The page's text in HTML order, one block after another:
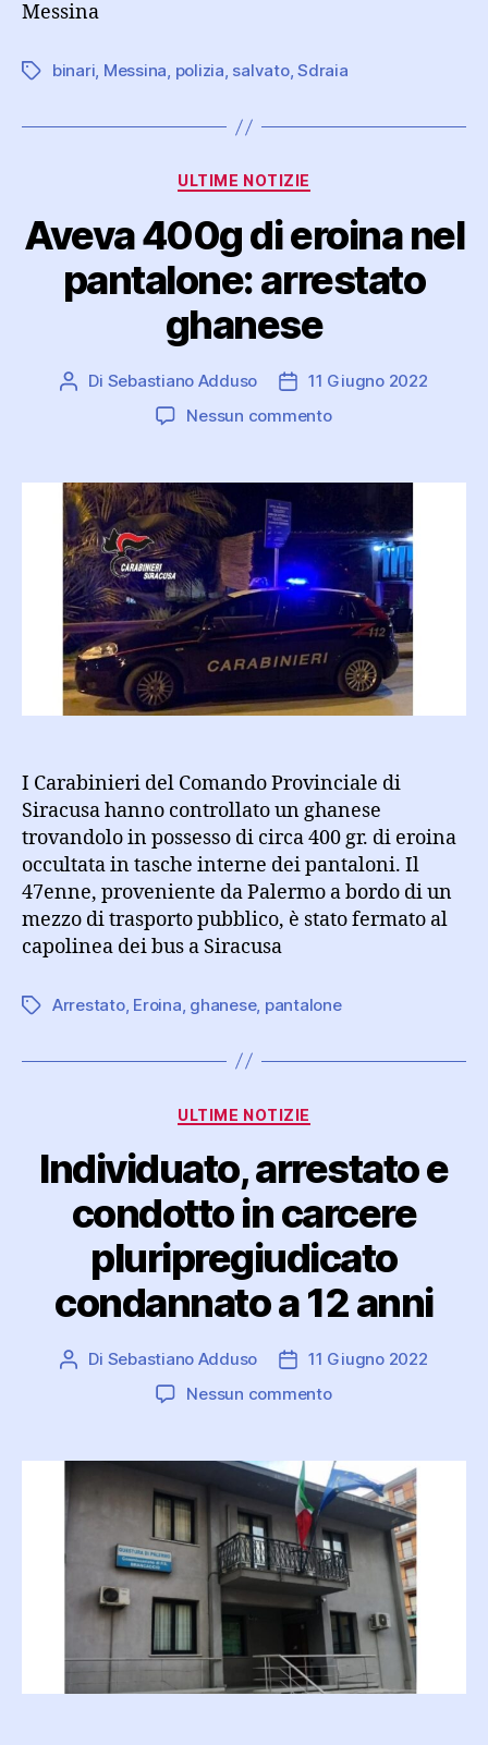
Messina
Tag binari, Messina, polizia, salvato,Sdraia
Categorie
ULTIME NOTIZIE
Aveva 400g di eroina nel
pantalone: arrestato
ghanese
Autore
Di Sebastiano Adduso
Data
dell'articolo
11 Giugno 2022
Nessun commentosu
di
nel
pantalone:
arrestato
ghanese
I Carabinieri del Comando Provinciale di
Siracusa hanno controllato un ghanese
trovandolo in possesso di circa 400 gr. di eroina
occultata in tasche interne dei pantaloni. Il
47enne, proveniente da Palermo a bordo di un
mezzo di trasporto pubblico, è stato fermato al
capolinea dei bus a Siracusa
Tag Arrestato, Eroina, ghanese, pantalone
Categorie
ULTIME NOTIZIE
Individuato, arrestato e
condotto in carcere
pluripregiudicato
condannato a 12 anni
Autore
Di Sebastiano Adduso
Data
dell'articolo
11 Giugno 2022
Nessun commentosu
e
condotto
carcere
pluripregiudicato
condannato
a
12
anni